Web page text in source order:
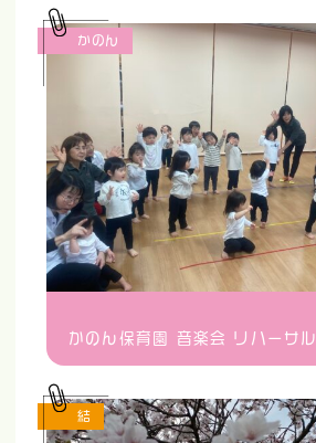
かのん保育園 音楽会 リハーサル
かのん
結